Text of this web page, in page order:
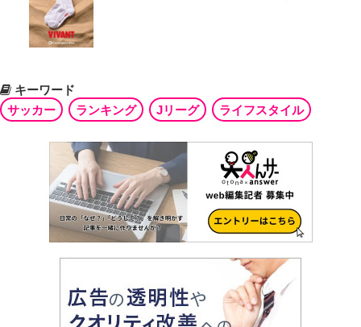
キーワード
サッカー
ランキング Jリーグ ライフスタイル